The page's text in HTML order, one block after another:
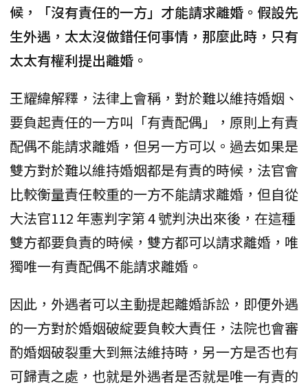
候，「沒有責任的一方」才能請求離婚。假設先
生外遇，太太沒做錯任何事情，那麼此時，只有
太太有權利提出離婚。
王耀緯解釋，法律上會稱，對於難以維持婚姻、
要負起責任的一方叫「有責配偶」，原則上有責
配偶不能請求離婚，但另一方可以。過去如果是
雙方對於難以維持婚姻都是有責的時候，法官會
比較衡量責任較重的一方不能請求離婚，但自從
大法官112 年憲判字第 4 號判決出來後，在這種
雙方都要負責的時候，雙方都可以請求離婚，唯
獨唯一有責配偶不能請求離婚。
因此，外遇者可以主動提起離婚訴訟，即便外遇
的一方對於婚姻破綻要負較大責任，法院也會審
酌婚姻破裂重大到無法維持時，另一方是否也有
可歸責之處，也就是外遇者是否就是唯一有責的